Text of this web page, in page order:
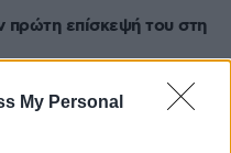
My Personal
πρώτη επίσκεψή του στη
οι